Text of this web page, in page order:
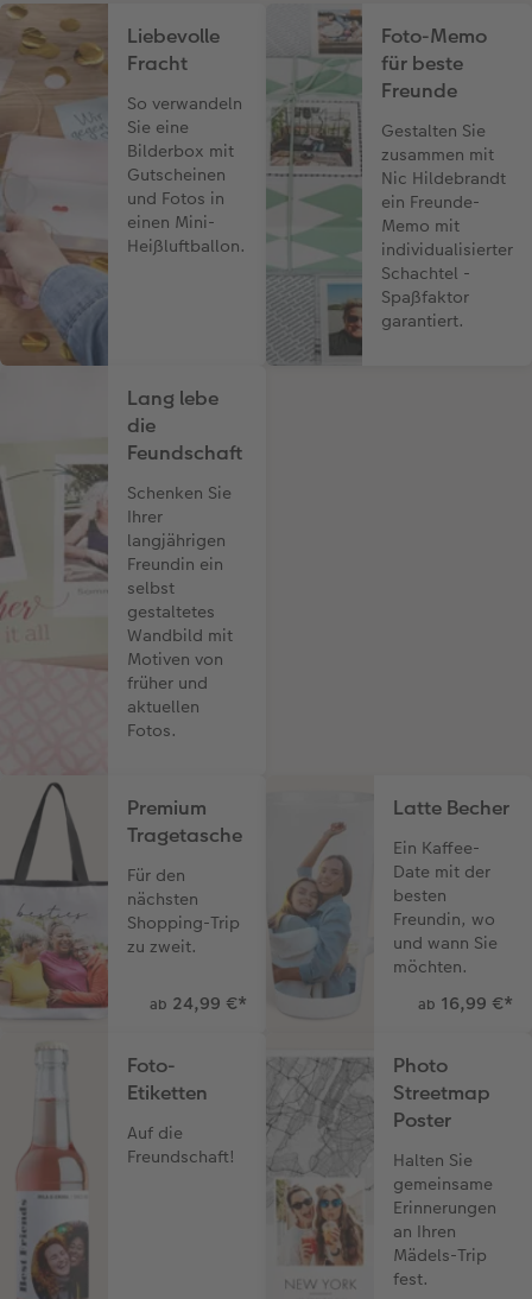
Liebevolle
Fracht
So verwandeln
Sie eine
Bilderbox mit
Gutscheinen
und Fotos in
einen Mini-
Heißluftballon.
Foto-Memo
für beste
Freunde
Gestalten Sie
zusammen mit
Nic Hildebrandt
ein Freunde-
Memo mit
individualisierter
Schachtel -
Spaßfaktor
garantiert.
Lang lebe
die
Feundschaft
Schenken Sie
Ihrer
langjährigen
Freundin ein
selbst
gestaltetes
Wandbild mit
Motiven von
früher und
aktuellen
Fotos.
Premium
Tragetasche
Für den
nächsten
Shopping-Trip
zu zweit.
ab 24,99 €*
Latte Becher
Ein Kaffee-
Date mit der
besten
Freundin, wo
und wann Sie
möchten.
ab 16,99 €*
Foto-
Etiketten
Auf die
Freundschaft!
Photo
Streetmap
Poster
Halten Sie
gemeinsame
Erinnerungen
an Ihren
Mädels-Trip
fest.